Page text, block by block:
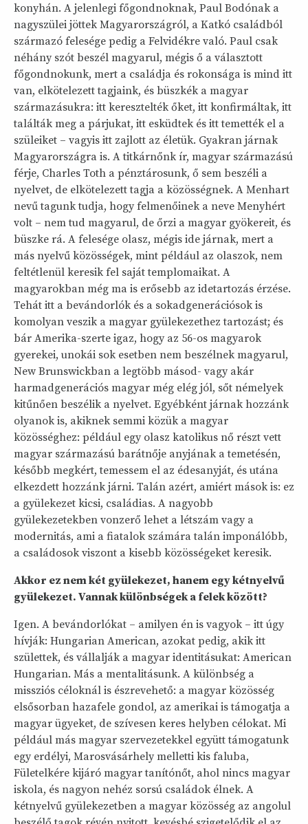
konyhán. A jelenlegi főgondnoknak, Paul Bodónak a
nagyszülei jöttek Magyarországról, a Katkó családból
származó felesége pedig a Felvidékre való. Paul csak
néhány szót beszél magyarul, mégis ő a választott
főgondnokunk, mert a családja és rokonsága is mind itt
van, elkötelezett tagjaink, és büszkék a magyar
származásukra: itt keresztelték őket, itt konfirmáltak, itt
találták meg a párjukat, itt esküdtek és itt temették el a
szüleiket – vagyis itt zajlott az életük. Gyakran járnak
Magyarországra is. A titkárnőnk ír, magyar származású
férje, Charles Toth a pénztárosunk, ő sem beszéli a
nyelvet, de elkötelezett tagja a közösségnek. A Menhart
nevű tagunk tudja, hogy felmenőinek a neve Menyhért
volt – nem tud magyarul, de őrzi a magyar gyökereit, és
büszke rá. A felesége olasz, mégis ide járnak, mert a
más nyelvű közösségek, mint például az olaszok, nem
feltétlenül keresik fel saját templomaikat. A
magyarokban még ma is erősebb az idetartozás érzése.
Tehát itt a bevándorlók és a sokadgenerációsok is
komolyan veszik a magyar gyülekezethez tartozást; és
bár Amerika-szerte igaz, hogy az 56-os magyarok
gyerekei, unokái sok esetben nem beszélnek magyarul,
New Brunswickban a legtöbb másod- vagy akár
harmadgenerációs magyar még elég jól, sőt némelyek
kitűnően beszélik a nyelvet. Egyébként járnak hozzánk
olyanok is, akiknek semmi közük a magyar
közösséghez: például egy olasz katolikus nő részt vett
magyar származású barátnője anyjának a temetésén,
később megkért, temessem el az édesanyját, és utána
elkezdett hozzánk járni. Talán azért, amiért mások is: ez
a gyülekezet kicsi, családias. A nagyobb
gyülekezetekben vonzerő lehet a létszám vagy a
modernitás, ami a fiatalok számára talán imponálóbb,
a családosok viszont a kisebb közösségeket keresik.
Akkor ez nem két gyülekezet, hanem egy kétnyelvű
gyülekezet. Vannak különbségek a felek között?
Igen. A bevándorlókat – amilyen én is vagyok – itt úgy
hívják: Hungarian American, azokat pedig, akik itt
születtek, és vállalják a magyar identitásukat: American
Hungarian. Más a mentalitásunk. A különbség a
missziós céloknál is észrevehető: a magyar közösség
elsősorban hazafele gondol, az amerikai is támogatja a
magyar ügyeket, de szívesen keres helyben célokat. Mi
például más magyar szervezetekkel együtt támogatunk
egy erdélyi, Marosvásárhely melletti kis faluba,
Fületelkére kijáró magyar tanítónőt, ahol nincs magyar
iskola, és nagyon nehéz sorsú családok élnek. A
kétnyelvű gyülekezetben a magyar közösség az angolul